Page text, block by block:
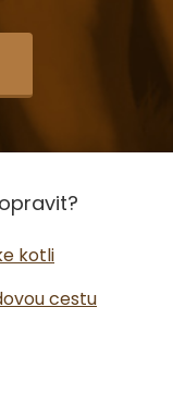
kotli
cestu